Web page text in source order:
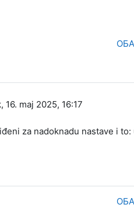
16. maj 2025, 16:17
za nadoknadu nastave i